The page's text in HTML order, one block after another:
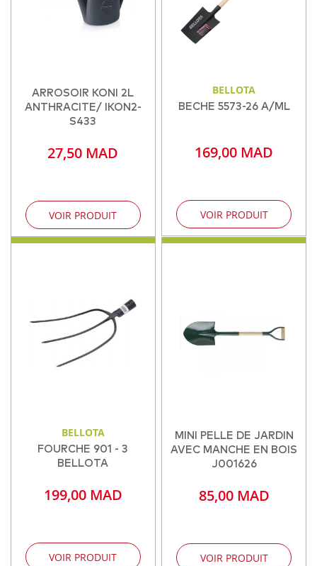
ARROSOIR KONI 2L
ANTHRACITE/ IKON2-
S433
27,50 MAD
VOIR PRODUIT
BELLOTA
BECHE 5573-26 A/ML
169,00 MAD
VOIR PRODUIT
BELLOTA
FOURCHE 901 - 3
BELLOTA
199,00 MAD
VOIR PRODUIT
MINI PELLE DE JARDIN
AVEC MANCHE EN BOIS
J001626
85,00 MAD
VOIR PRODUIT